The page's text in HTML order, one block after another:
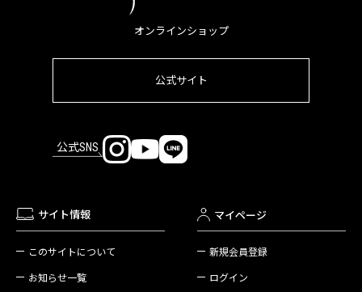
オンラインショップ
公式サイト
公式SNS
サイト情報
このサイトについて
お知らせ一覧
マイページ
新規会員登録
ログイン